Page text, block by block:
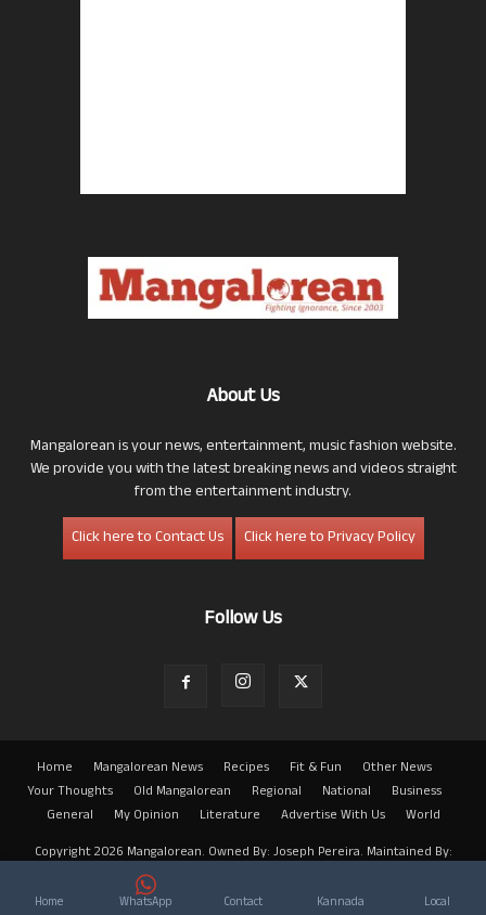
About Us
Mangalorean is your news, entertainment, music fashion website.
We provide you with the latest breaking news and videos straight
from the entertainment industry.
Click here to Contact Us
Click here to Privacy Policy
Follow Us
Home Mangalorean News Recipes Fit & Fun
Other News
Your Thoughts
Old Mangalorean Regional National
Business
General
My Opinion Literature Advertise With Us
World
Copyright 2026 Mangalorean. Owned By: Joseph Pereira. Maintained By:
Home WhatsApp Contact Kannada Local